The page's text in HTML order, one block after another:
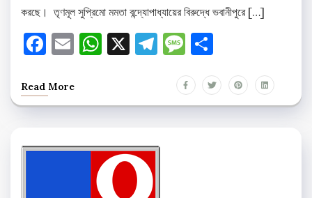
করছে। তৃণমূল সুপ্রিমো মমতা বন্দ্যোপাধ্যায়ের বিরুদ্ধে ভবানীপুরে […]
Facebook
EmailWhatsApp
X Telegram
Message
Read More